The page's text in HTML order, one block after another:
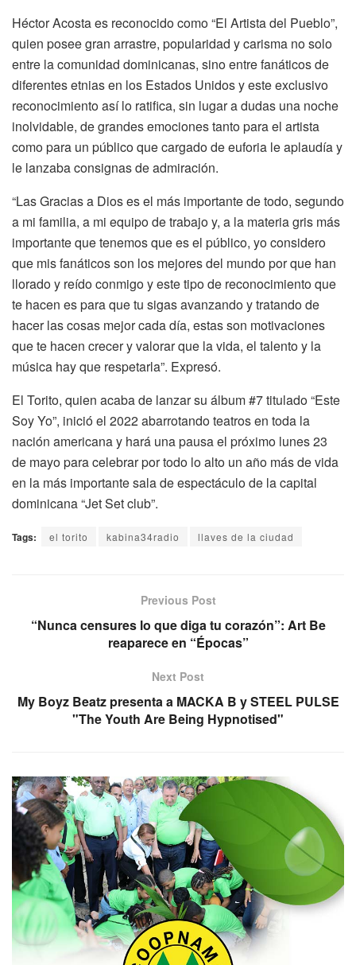
Héctor Acosta es reconocido como “El Artista del Pueblo”,
quien posee gran arrastre, popularidad y carisma no solo
entre la comunidad dominicanas, sino entre fanáticos de
diferentes etnias en los Estados Unidos y este exclusivo
reconocimiento así lo ratifica, sin lugar a dudas una noche
inolvidable, de grandes emociones tanto para el artista
como para un público que cargado de euforia le aplaudía y
le lanzaba consignas de admiración.
“Las Gracias a Dios es el más importante de todo, segundo
a mi familia, a mi equipo de trabajo y, a la materia gris más
importante que tenemos que es el público, yo considero
que mis fanáticos son los mejores del mundo por que han
llorado y reído conmigo y este tipo de reconocimiento que
te hacen es para que tu sigas avanzando y tratando de
hacer las cosas mejor cada día, estas son motivaciones
que te hacen crecer y valorar que la vida, el talento y la
música hay que respetarla”. Expresó.
El Torito, quien acaba de lanzar su álbum #7 titulado “Este
Soy Yo”, inició el 2022 abarrotando teatros en toda la
nación americana y hará una pausa el próximo lunes 23
de mayo para celebrar por todo lo alto un año más de vida
en la más importante sala de espectáculo de la capital
dominicana “Jet Set club”.
Tags: el torito kabina34radio llaves de la ciudad
Previous Post
“Nunca censures lo que diga tu corazón”: Art Be
reaparece en “Épocas”
Next Post
My Boyz Beatz presenta a MACKA B y STEEL PULSE
"The Youth Are Being Hypnotised"